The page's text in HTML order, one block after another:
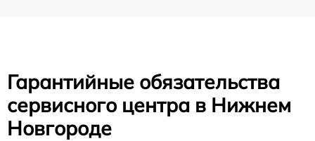
Гарантийные обязательства
сервисного центра в Нижнем
Новгороде